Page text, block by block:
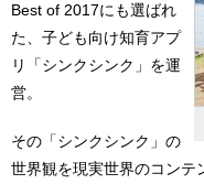
Best of 2017にも選ばれ
た、子ども向け知育アプ
リ「シンクシンク」を運
営。
その「シンクシンク」の
世界観を現実世界のコンテ